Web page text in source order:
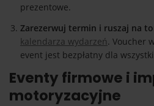
prezentowe.
Zarezerwuj termin i ruszaj na
kalendarza wydarzeń. Voucher
event jest bezpłatny dla
Eventy firmowe i
motoryzacyjne